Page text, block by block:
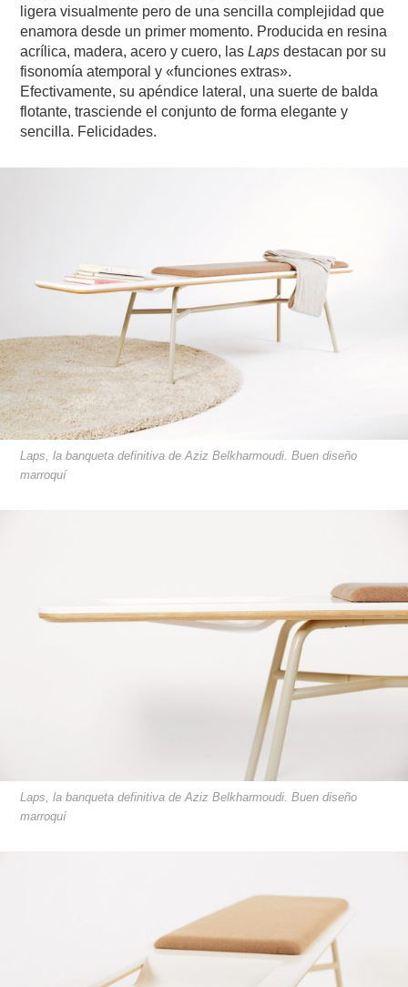
ligera visualmente pero de una sencilla complejidad que
enamora desde un primer momento. Producida en resina
acrílica, madera, acero y cuero, lasLaps destacan por su
fisonomía atemporal y «funciones extras».
Efectivamente, su apéndice lateral, una suerte de balda
flotante, trasciende el conjunto de forma elegante y
sencilla. Felicidades.
Laps, la banqueta definitiva de Aziz Belkharmoudi. Buen diseño
marroquí
Laps, la banqueta definitiva de Aziz Belkharmoudi. Buen diseño
marroquí